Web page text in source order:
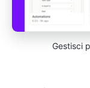
Gestisci